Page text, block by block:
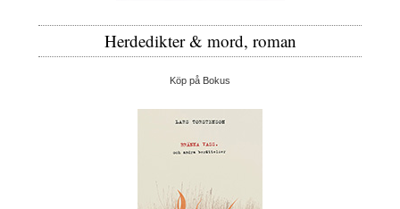
Herdedikter & mord, roman
Köp på Bokus